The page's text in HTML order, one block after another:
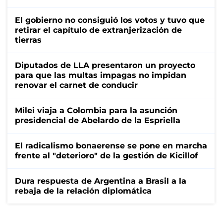
El gobierno no consiguió los votos y tuvo que
retirar el capítulo de extranjerización de
tierras
Diputados de LLA presentaron un proyecto
para que las multas impagas no impidan
renovar el carnet de conducir
Milei viaja a Colombia para la asunción
presidencial de Abelardo de la Espriella
El radicalismo bonaerense se pone en marcha
frente al "deterioro" de la gestión de Kicillof
Dura respuesta de Argentina a Brasil a la
rebaja de la relación diplomática